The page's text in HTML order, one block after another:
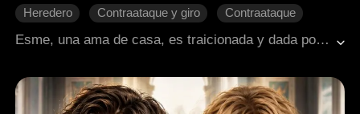
Heredero Contraataque y giro
Contraataque
Romance moderno
Esme, una ama de casa, es traicionada y dada por muerta por su esposo y su mejor amiga. Sobrevive milagrosamente y, tras un año de transformación, regresa como una poderosa heredera para vengarse, interrumpiendo la boda de sus enemigos para iniciar su plan.